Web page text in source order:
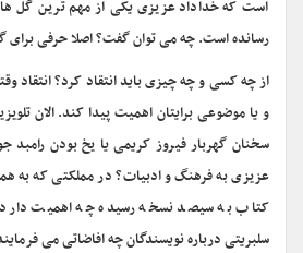
است که خداداد عزیزی یکی از مهم ترین گل
رسانده است. چه می توان گفت؟ اصلا حرفی برای
از چه کسی و چه چیزی باید انتقاد کرد؟
و یا موضوعی برایتان اهمیت پیدا کند. الان
سخنان گهربار فیروز کریمی یا یخ بودن رامبد
عزیزی به فرهنگ و ادبیات؟ در مملکتی که به
کتاب به سیصد نسخه رسیده چه اهمیت
سلبریتی درباره نویسندگان چه افاضاتی می